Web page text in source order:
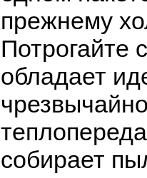
прежнему
Потрогайте
обладает
собирает